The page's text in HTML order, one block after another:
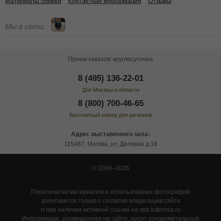
Мы в сети:
Прием заказов: круглосуточно
8 (495) 136-22-01
Для Москвы и области
8 (800) 700-46-65
Бесплатный номер для регионов
Адрес выставочного зала:
115487, Москва, ул. Деловая д.18
© 2008–2026
Перепечатка материалов и использование фотографий
допускается только с согласия владельцев сайта
и при наличии активной ссылки на spb.tutkresla.ru
Информация, размещенная на сайте, носит ознакомительный